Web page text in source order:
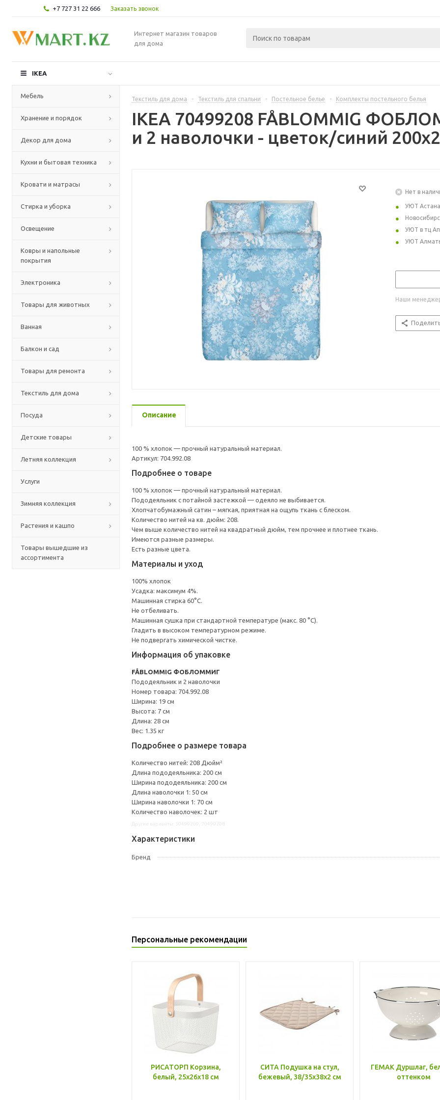
+7 727 31 22 666 Заказать звонок
Интернет магазин товаров
для дома
IKEA
Мебель
Хранение и порядок
Декор для дома
Кухни и бытовая техника
Кровати и матрасы
Стирка и уборка
Освещение
Ковры и напольные
покрытия
Электроника
Товары для животных
Ванная
Балкон и сад
Товары для ремонта
Текстиль для дома
Посуда
Детские товары
Летняя коллекция
Услуги
Зимняя коллекция
Растения и кашпо
Товары вышедшие из
ассортимента
Текстиль для дома - Текстиль для спальни - Постельное белье - Комплекты постельного белья
IKEA 70499208 FÅBLOMMIG
и 2 наволочки - цветок/синий
Нет в
УЮТ Астана
УЮТ в тц
УЮТ
Наши
Описание
100 % хлопок — прочный натуральный материал.
Артикул: 704.992.08
Подробнее о товаре
100 % хлопок — прочный натуральный материал.
Пододеяльник с потайной застежкой — одеяло не выбивается.
Хлопчатобумажный сатин – мягкая, приятная на ощупь ткань с блеском.
Количество нитей на кв. дюйм: 208.
Чем выше количество нитей на квадратный дюйм, тем прочнее и плотнее ткань.
Имеются разные размеры.
Есть разные цвета.
Материалы и уход
100% хлопок
Усадка: максимум 4%.
Машинная стирка 60°С.
Не отбеливать.
Машинная сушка при стандартной температуре (макс. 80 °C).
Гладить в высоком температурном режиме.
Не подвергать химической чистке.
Информация об упаковке
FÅBLOMMIG ФОБЛОММИГ
Пододеяльник и 2 наволочки
Номер товара: 704.992.08
Ширина: 19 см
Высота: 7 см
Длина: 28 см
Вес: 1.35 кг
Подробнее о размере товара
Количество нитей: 208 Дюйм²
Длина пододеяльника: 200 см
Ширина пододеяльника: 200 см
Длина наволочки 1: 50 см
Ширина наволочки 1: 70 см
Количество наволочек: 2 шт
Характеристики
Бренд
Персональные рекомендации
РИСАТОРП Корзина,
белый, 25x26x18 см
СИТА Подушка на стул,
бежевый, 38/35x38x2 см
ГЕМАК Дуршлаг,
оттенком